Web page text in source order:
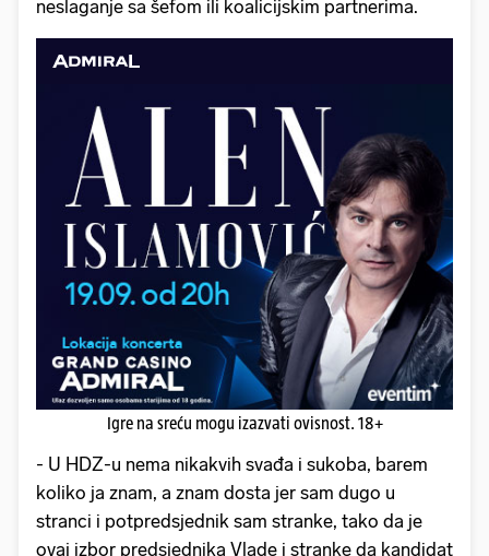
neslaganje sa šefom ili koalicijskim partnerima.
Igre na sreću mogu izazvati ovisnost. 18+
- U HDZ-u nema nikakvih svađa i sukoba, barem
koliko ja znam, a znam dosta jer sam dugo u
stranci i potpredsjednik sam stranke, tako da je
ovaj izbor predsjednika Vlade i stranke da kandidat